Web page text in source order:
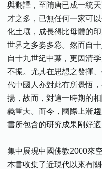
與翻譯，至隋唐已成一統
才之多，已無任何一家可
化土壤，成長得比母體的
世界之多姿多彩。然而自
自十九世紀中葉，更因清
不振。尤其在思想之發揮
代中國人亦對此有所覺悟
揚，故而，對這一時期的
義重大。而今，國際上漸
書所包含的研究成果剛好適
集中展現中國佛教2000來
本書收集了近現代以來有